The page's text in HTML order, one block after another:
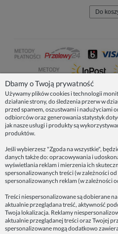
Do
NASZE PRODUKTY
INFORMACJE
ZAINSPIRUJ SIĘ!
Dane firmy:
Spoko Motyw,
ul. Skowronia
NIP
Dbamy o Twoją prywatność
Używamy plików cookies i technologii
działanie strony, do śledzenia przerw w
przed spamem, oszustwami i nadużyciami
odbiorców oraz generowania statystyk
jak nasze usługi i produkty są
produktów.
Jeśli wybierzesz "Zgoda na wszystkie",
danych także do: opracowywania i
wyświetlania reklam i mierzenia ich
spersonalizowanych treści (w zależności
spersonalizowanych reklam (w zależności
Treści niespersonalizowane są dobierane
aktualnie przeglądana treść, aktywność
Twoja lokalizacja. Reklamy
aktualnie przeglądanej treści oraz Twojej
spersonalizowane mogą dodatkowo